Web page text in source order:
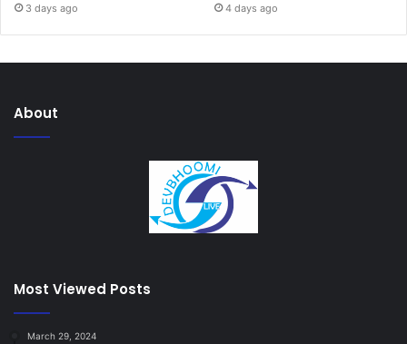
3 days ago 4 days ago
About
Most Viewed Posts
March 29, 2024